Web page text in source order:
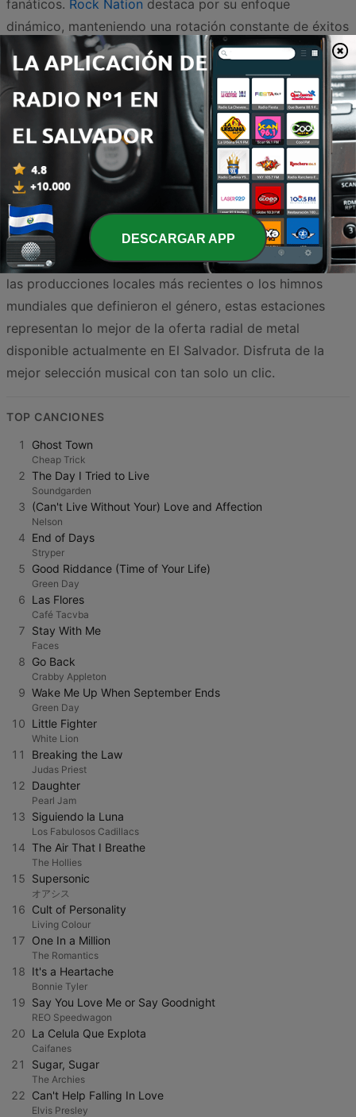
fanáticos. Rock Nation destaca por su enfoque
dinámico, manteniendo una rotación constante de éxitos
y novedades que satisfacen a los oídos más exigentes.
Por su parte,Binarkse presenta como una opción
versátil para quienes buscan una curaduría musical que
explore diferentes subgéneros con gran calidad sonora.
Finalmente, para aquellos que desean estar al tanto de
la escena más directa y enérgica,
Bulla Radiose
consolida como un espacio esencial para la difusión del
metal y otros estilos alternativos en la región.
Explorar estas frecuencias es sumergirse en una cultura
de resistencia y potencia sonora. Ya sea que busques
las producciones locales más recientes o los himnos
mundiales que definieron el género, estas estaciones
representan lo mejor de la oferta radial de metal
disponible actualmente en El Salvador. Disfruta de la
mejor selección musical con tan solo un clic.
TOP CANCIONES
1 Ghost Town
Cheap Trick
2 The Day I Tried to Live
Soundgarden
3 (Can't Live Without Your) Love and Affection
Nelson
4 End of Days
Stryper
5 Good Riddance (Time of Your Life)
Green Day
6 Las Flores
Café Tacvba
7 Stay With Me
Faces
8 Go Back
Crabby Appleton
9 Wake Me Up When September Ends
Green Day
10 Little Fighter
White Lion
11 Breaking the Law
Judas Priest
12 Daughter
Pearl Jam
13 Siguiendo la Luna
Los Fabulosos Cadillacs
14 The Air That I Breathe
The Hollies
15 Supersonic
オアシス
16 Cult of Personality
Living Colour
17 One In a Million
The Romantics
18 It's a Heartache
Bonnie Tyler
19 Say You Love Me or Say Goodnight
REO Speedwagon
20 La Celula Que Explota
Caifanes
21 Sugar, Sugar
The Archies
22 Can't Help Falling In Love
Elvis Presley
DESCARGAR APP